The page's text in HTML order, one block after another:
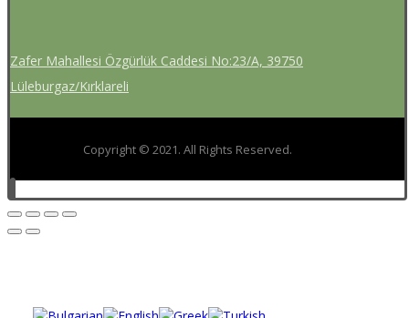
Zafer Mahallesi Özgürlük Caddesi No:23/A, 39750
Lüleburgaz/Kırklareli
Copyright © 2021. All Rights Reserved.